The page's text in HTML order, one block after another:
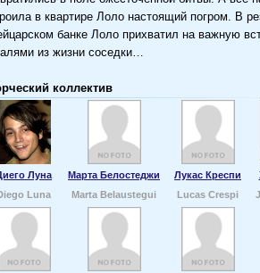
в квартире Лоло настоящий погром. В
банке Лоло прихватил на важную
из жизни соседки…
коллектив
Луна Марта Белостеджи Лукас Креспи
Luna
Marta Belaustegui Lucas Crespi